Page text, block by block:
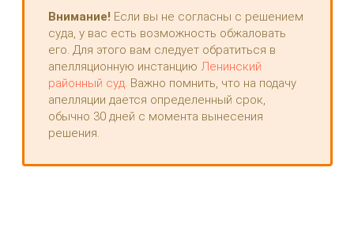
Внимание! Если вы не согласны с решением
суда, у вас есть возможность обжаловать
его. Для этого вам следует обратиться в
апелляционную инстанцию Ленинский
районный суд. Важно помнить, что на подачу
апелляции дается определенный срок,
обычно 30 дней с момента вынесения
решения.